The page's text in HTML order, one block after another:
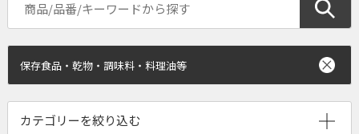
保存食品・乾物・調味料・料理油等